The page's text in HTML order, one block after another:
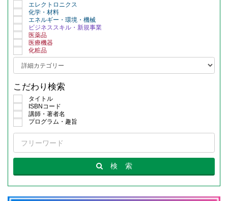
エレクトロニクス
化学・材料
エネルギー・環境・機械
ビジネススキル・新規事業
医薬品
医療機器
化粧品
こだわり検索
タイトル
ISBNコード
講師・著者名
プログラム・趣旨
検 索